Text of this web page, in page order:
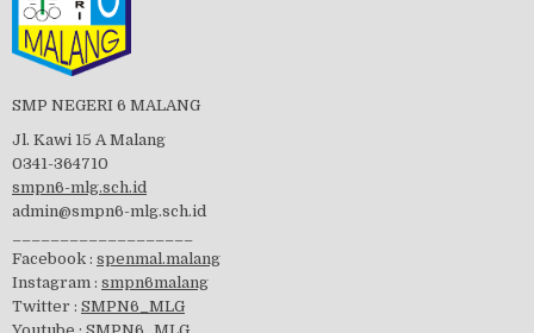
visitasi PPK 2019
SMP NEGERI 6 MALANG
Jl. Kawi 15 A Malang
0341-364710
smpn6-mlg.sch.id
admin@smpn6-mlg.sch.id
Facebook : spenmal.malang
Instagram : smpn6malang
Twitter : SMPN6_MLG